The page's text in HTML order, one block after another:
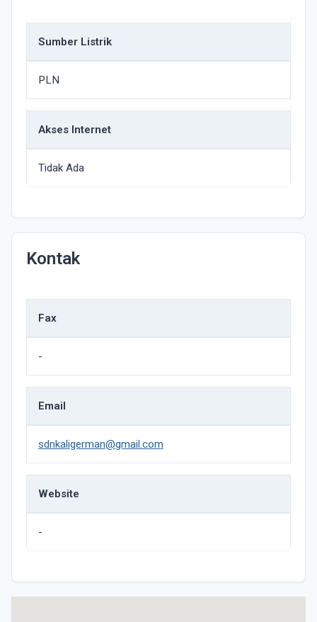
Sumber Listrik
PLN
Akses Internet
Tidak Ada
Kontak
Fax
-
Email
sdnkaligerman@gmail.com
Website
-